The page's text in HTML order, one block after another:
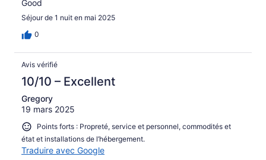
Good
Séjour de 1 nuit en mai 2025
0
Avis vérifié
10/10 – Excellent
Gregory
19 mars 2025
Points forts : Propreté, service et personnel, commodités et
état et installations de l’hébergement.
Traduire avec Google